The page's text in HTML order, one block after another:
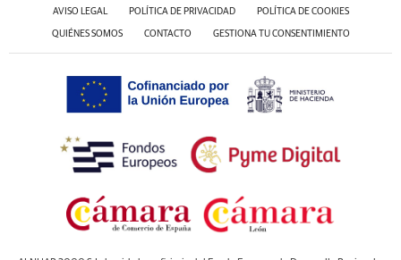
AVISO LEGAL POLÍTICA DE PRIVACIDAD POLÍTICA DE COOKIES
QUIÉNES SOMOS CONTACTO GESTIONA TU CONSENTIMIENTO